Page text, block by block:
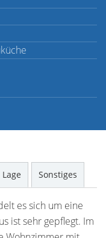
Lage Sonstiges
es sich um eine
ist sehr gepflegt. Im